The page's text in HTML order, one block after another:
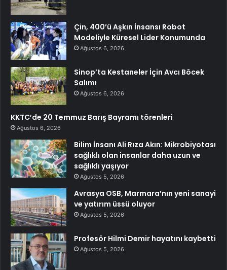
Çin, 400’ü Aşkın İnsansı Robot
Modeliyle Küresel Lider Konumunda
Ağustos 6, 2026
Sinop’ta Kestaneler İçin Avcı Böcek
Salımı
Ağustos 6, 2026
KKTC’de 20 Temmuz Barış Bayramı törenleri
Ağustos 6, 2026
Bilim İnsanı Ali Rıza Akın: Mikrobiyotası
sağlıklı olan insanlar daha uzun ve
sağlıklı yaşıyor
Ağustos 5, 2026
Avrasya OSB, Marmara’nın yeni sanayi
ve yatırım üssü oluyor
Ağustos 5, 2026
Profesör Hilmi Demir hayatını kaybetti
Ağustos 5, 2026